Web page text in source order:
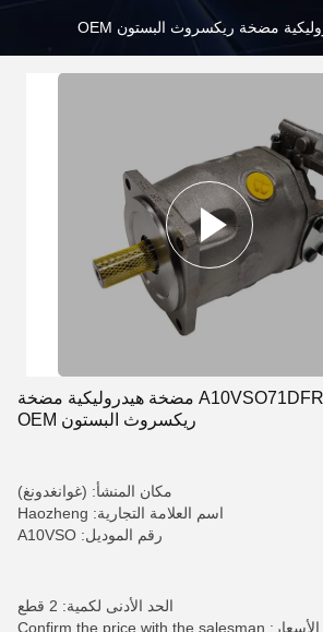
A10VSO71DFR-31R-PPA12K27 مضخة هيدروليكية مضخة
ريكسروث البستون OEM
مكان المنشأ: (غوانغدونغ)
اسم العلامة التجارية: Haozheng
رقم الموديل: A10VSO
الحد الأدنى لكمية: 2 قطع
الأسعار: Confirm the price with the salesman